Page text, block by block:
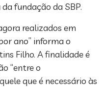
fundação da SBP.
realizados em
ano” informa o
Filho. A finalidade é
“entre o
que é necessário às